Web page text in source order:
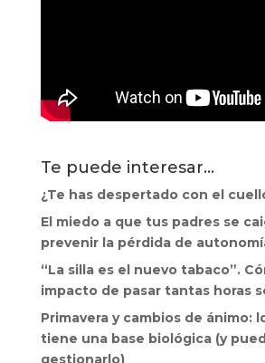
Te puede interesar…
¿Te has despertado con el
El miedo a que tus padres se
prevenir la pérdida de
“La silla es el nuevo tabaco”.
impacto de pasar tantas horas
Primavera y cambios de ánimo:
tiene una base biológica (y
gestionarlo)